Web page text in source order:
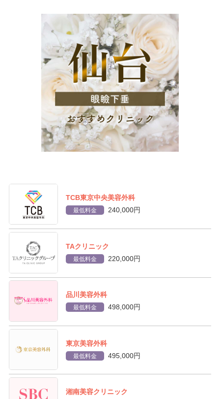
TCB東京中央美容外科
最低料金 240,000円
TAクリニック
最低料金 220,000円
品川美容外科
最低料金 498,000円
東京美容外科
最低料金 495,000円
湘南美容クリニック